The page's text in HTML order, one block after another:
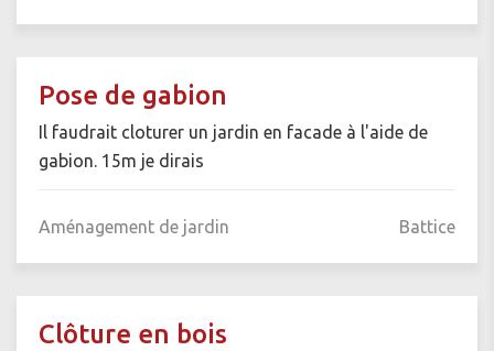
Pose de gabion
Il faudrait cloturer un jardin en facade à l'aide de
gabion. 15m je dirais
Aménagement de jardin Battice
Clôture en bois